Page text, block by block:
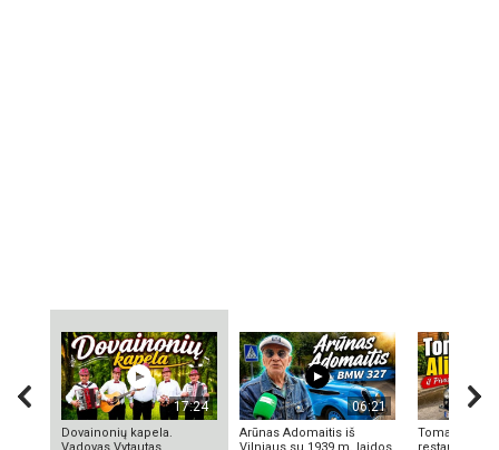
17:24
Dovainonių kapela.
06:21
Arūnas Adomaitis iš
Tomas